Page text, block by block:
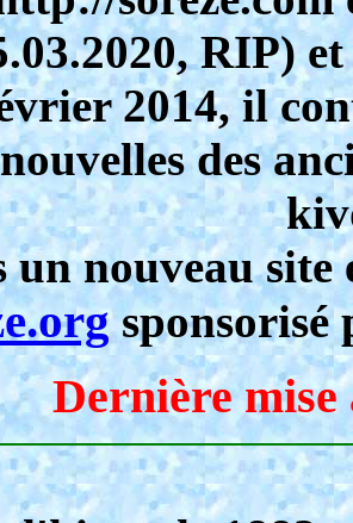
RIP)
2014, il
des
un nouveau site
sponsorisé
Dernière